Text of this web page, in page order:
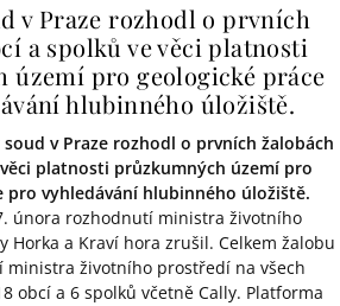
v Praze rozhodl o prvních
a spolků ve věci platnosti
území pro geologické práce
hlubinného úložiště.
soud v Praze rozhodl o prvních žalobách
platnosti průzkumných území pro
pro vyhledávání hlubinného úložiště.
února rozhodnutí ministra životního
Horka a Kraví hora zrušil. Celkem žalobu
životního prostředí na všech
obcí a 6 spolků včetně Cally. Platforma